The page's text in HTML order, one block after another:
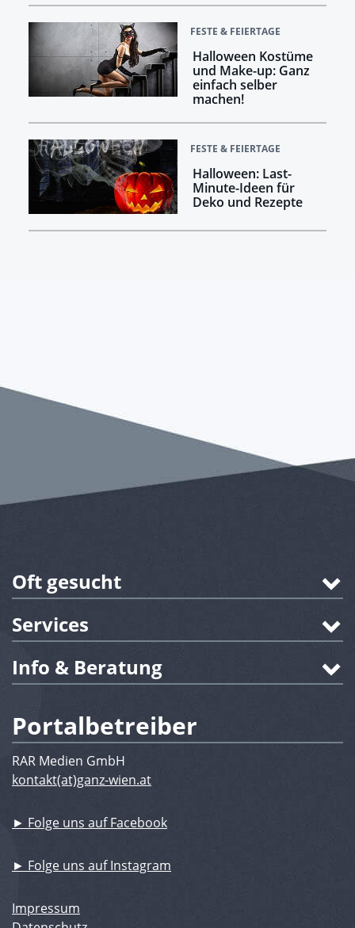
FESTE & FEIERTAGE
Halloween Kostüme
und Make-up: Ganz
einfach selber
machen!
FESTE & FEIERTAGE
Halloween: Last-
Minute-Ideen für
Deko und Rezepte
Oft gesucht
Services
Info & Beratung
Portalbetreiber
RAR Medien GmbH
kontakt(at)ganz-wien.at
► Folge uns auf Facebook
► Folge uns auf Instagram
Impressum